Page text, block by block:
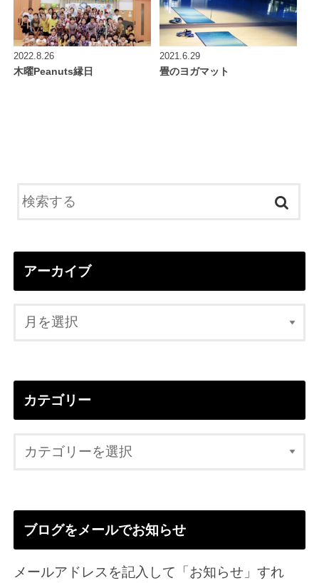
2022.8.26
木曜Peanuts縁日
2021.6.29
畳のヨガマット
アーカイブ
カテゴリー
ブログをメールでお知らせ
メールアドレスを記入して「お知らせ」すれ